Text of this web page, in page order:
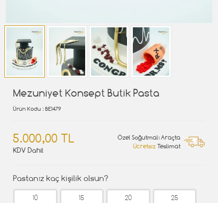
Mezuniyet Konsept Butik Pasta
Ürün Kodu : BE1479
5.000,00 TL
KDV Dahil
Özel Soğutmalı Araçta
Ücretsiz Teslimat
Pastanız kaç kişilik olsun?
10
15
20
25